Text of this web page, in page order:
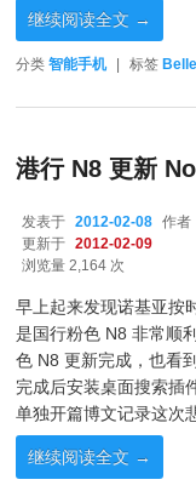
继续阅读全文 →
分类 智能手机 标签 Belle
港行 N8 更新
发表于 2012-02-08 作者
更新于
2012-02-09
浏览量 2,164 次
早上起来发现诺基亚按
是国行粉色 N8 非常顺
色 N8 更新完成，也看
完成后安装桌面搜索插
单独开篇博文记录这次
继续阅读全文 →